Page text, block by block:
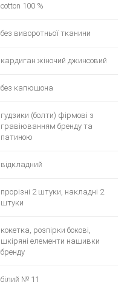
cotton 100 %
без виворотньої тканини
кардиган жіночий джинсовий
без капюшона
гудзики (болти) фірмові з
гравіюванням бренду та
патиною
відкладний
прорізні 2 штуки, накладні 2
штуки
кокетка, розпірки бокові,
шкіряні елементи нашивки
бренду
білий № 11